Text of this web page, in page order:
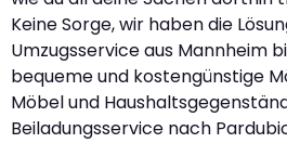
Keine Sorge, wir haben die
Umzugsservice aus Mannheim
bequeme und kostengünstige
Möbel und
Beiladungsservice nach